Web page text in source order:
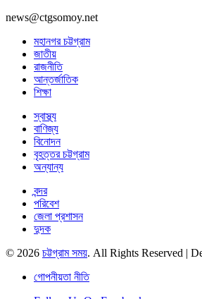
news@ctgsomoy.net
মহানগর চট্টগ্রাম
জাতীয়
রাজনীতি
আন্তর্জাতিক
শিক্ষা
স্বাস্থ্য
বাণিজ্য
বিনোদন
বৃহত্তর চট্টগ্রাম
অন্যান্য
বন্দর
পরিবেশ
জেলা প্রশাসন
দুদক
© 2026 চট্টগ্রাম সময়. All Rights Reserved |
গোপনীয়তা নীতি